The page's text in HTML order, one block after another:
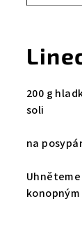
200 g
soli
na